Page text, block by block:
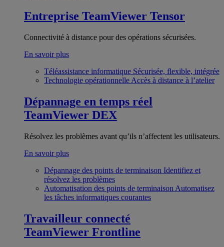
Entreprise TeamViewer Tensor
Connectivité à distance pour des opérations sécurisées.
En savoir plus
Téléassistance informatique Sécurisée, flexible, intégrée
Technologie opérationnelle Accès à distance à l’atelier
Dépannage en temps réel
TeamViewer DEX
Résolvez les problèmes avant qu’ils n’affectent les utilisateurs.
En savoir plus
Dépannage des points de terminaison Identifiez et
résolvez les problèmes
Automatisation des points de terminaison Automatisez
les tâches informatiques courantes
Travailleur connecté
TeamViewer Frontline